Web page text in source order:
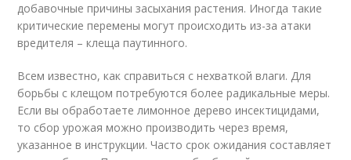
добавочные причины засыхания растения. Иногда такие
критические перемены могут происходить из-за атаки
вредителя – клеща паутинного.
Всем известно, как справиться с нехваткой влаги. Для
борьбы с клещом потребуются более радикальные меры.
Если вы обработаете лимонное дерево инсектицидами,
то сбор урожая можно производить через время,
указанное в инструкции. Часто срок ожидания составляет